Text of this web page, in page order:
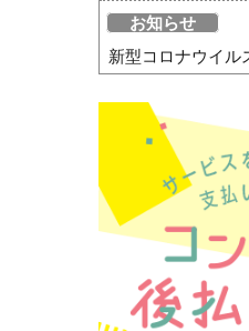
お知らせ
新型コロナウイル